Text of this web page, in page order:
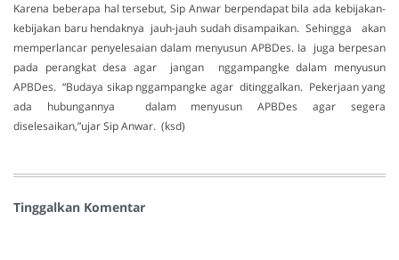
Karena beberapa hal tersebut, Sip Anwar berpendapat bila ada kebijakan-
kebijakan baru hendaknya jauh-jauh sudah disampaikan. Sehingga akan
memperlancar penyelesaian dalam menyusun APBDes. Ia juga berpesan
pada perangkat desa agar jangan nggampangke dalam menyusun
APBDes. “Budaya sikap nggampangke agar ditinggalkan. Pekerjaan yang
ada hubungannya dalam menyusun APBDes agar segera
diselesaikan,”ujar Sip Anwar. (ksd)
Tinggalkan Komentar